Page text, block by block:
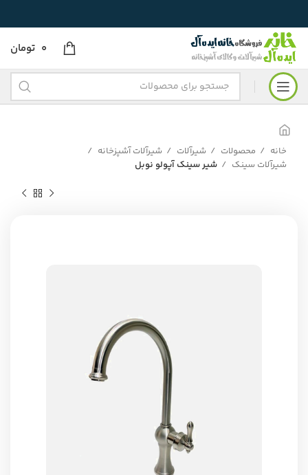
0 تومان
خانه محصولات شیرآلات
شیرآلات آشپزخانه
شیرآلات سینک
شیر سینک آپولو نوبل